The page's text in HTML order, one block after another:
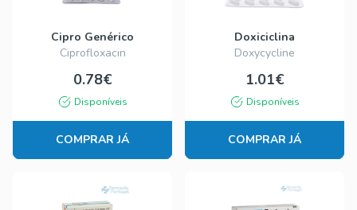
Cipro Genérico
Ciprofloxacin
0.78€
Disponíveis
COMPRAR JÁ
Doxiciclina
Doxycycline
1.01€
Disponíveis
COMPRAR JÁ